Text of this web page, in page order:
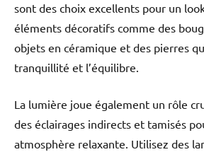
sont des choix excellents pour un
éléments décoratifs comme des
objets en céramique et des pierres
tranquillité et l’équilibre.
La lumière joue également un rôle
des éclairages indirects et tamisés
atmosphère relaxante. Utilisez des